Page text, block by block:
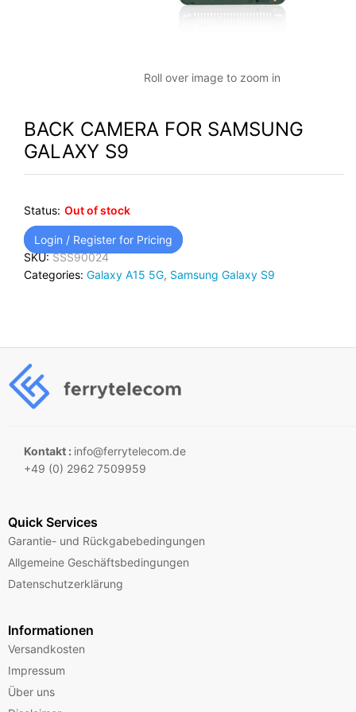
Roll over image to zoom in
BACK CAMERA FOR SAMSUNG
GALAXY S9
Status: Out of stock
Login / Register for Pricing
SKU:SSS90024
Categories: Galaxy A15 5G, Samsung Galaxy S9
Kontakt : info@ferrytelecom.de
+49 (0) 2962 7509959
Quick Services
Garantie- und Rückgabebedingungen
Allgemeine Geschäftsbedingungen
Datenschutzerklärung
Informationen
Versandkosten
Impressum
Über uns